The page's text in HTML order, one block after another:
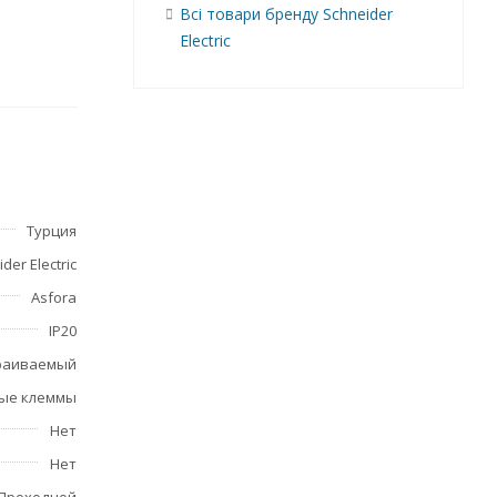
Турция
Electric
Asfora
IP20
клеммы
Нет
Нет
Всі товари бренду Schneider
Electric